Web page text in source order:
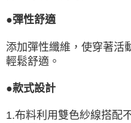
●彈性舒適
添加彈性纖維，使穿著活
輕鬆舒適。
●款式設計
1.布料利用雙色紗線搭配